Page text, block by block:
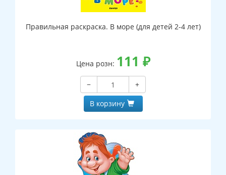
Правильная раскраска. В море (для детей 2-4 лет)
Цена розн: 111 ₽
−
+
В корзину